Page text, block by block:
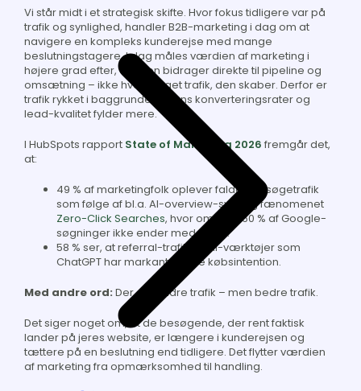
Vi står midt i et strategisk skifte. Hvor fokus tidligere var på
trafik og synlighed, handler B2B-marketing i dag om at
navigere en kompleks kunderejse med mange
beslutningstagere. I dag måles værdien af marketing i
højere grad efter, om den bidrager direkte til pipeline og
omsætning – ikke hvor meget trafik, den skaber. Derfor er
trafik rykket i baggrunden, mens konverteringsrater og
lead-kvalitet fylder mere.
I HubSpots rapport State of Marketing 2026 fremgår det,
at:
49 % af marketingfolk oplever faldende søgetrafik
som følge af bl.a. AI-overview-svar og fænomenet
Zero-Click Searches, hvor omkring 60 % af Google-
søgninger ikke ender med et klik.
58 % ser, at referral-trafik fra AI-værktøjer som
ChatGPT har markant højere købsintention.
Med andre ord: Der er mindre trafik – men bedre trafik.
Det siger noget om, at de besøgende, der rent faktisk
lander på jeres website, er længere i kunderejsen og
tættere på en beslutning end tidligere. Det flytter værdien
af marketing fra opmærksomhed til handling.